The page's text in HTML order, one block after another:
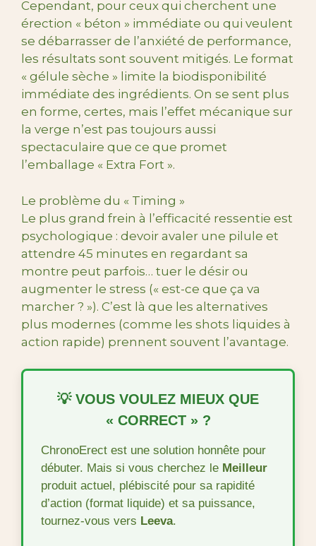
Cependant, pour ceux qui cherchent une
érection « béton » immédiate ou qui veulent
se débarrasser de l’anxiété de performance,
les résultats sont souvent mitigés. Le format
« gélule sèche » limite la biodisponibilité
immédiate des ingrédients. On se sent plus
en forme, certes, mais l’effet mécanique sur
la verge n’est pas toujours aussi
spectaculaire que ce que promet
l’emballage « Extra Fort ».
Le problème du « Timing »
Le plus grand frein à l’efficacité ressentie est
psychologique : devoir avaler une pilule et
attendre 45 minutes en regardant sa
montre peut parfois… tuer le désir ou
augmenter le stress (« est-ce que ça va
marcher ? »). C’est là que les alternatives
plus modernes (comme les shots liquides à
action rapide) prennent souvent l’avantage.
💡 VOUS VOULEZ MIEUX QUE
« CORRECT » ?
ChronoErect est une solution honnête pour
débuter. Mais si vous cherchez le Meilleur
produit actuel, plébiscité pour sa rapidité
d’action (format liquide) et sa puissance,
tournez-vous vers Leeva.